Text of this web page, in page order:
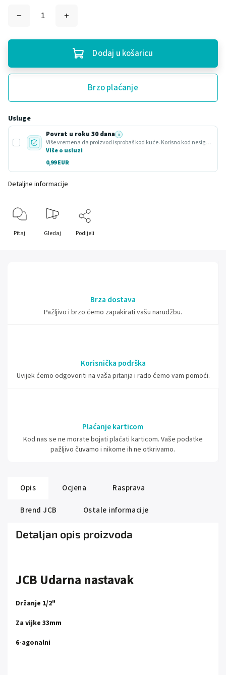
Dodaj u košaricu
Brzo plaćanje
Usluge
Povrat u roku 30 dana i
Više vremena da proizvod isprobaš kod kuće. Korisno kod nesigurnog odabira ili poklona.
Više o usluzi
0,99 EUR
Detaljne informacije
Pitaj Gledaj Podijeli
Brza dostava
Pažljivo i brzo ćemo zapakirati vašu narudžbu.
Korisnička podrška
Uvijek ćemo odgovoriti na vaša pitanja i rado ćemo vam pomoći.
Plaćanje karticom
Kod nas se ne morate bojati plaćati karticom. Vaše podatke
pažljivo čuvamo i nikome ih ne otkrivamo.
Opis Ocjena
Rasprava
Brend JCB Ostale informacije
Detaljan opis proizvoda
JCB Udarna nastavak
Držanje 1/2"
Za vijke 33mm
6-agonalni